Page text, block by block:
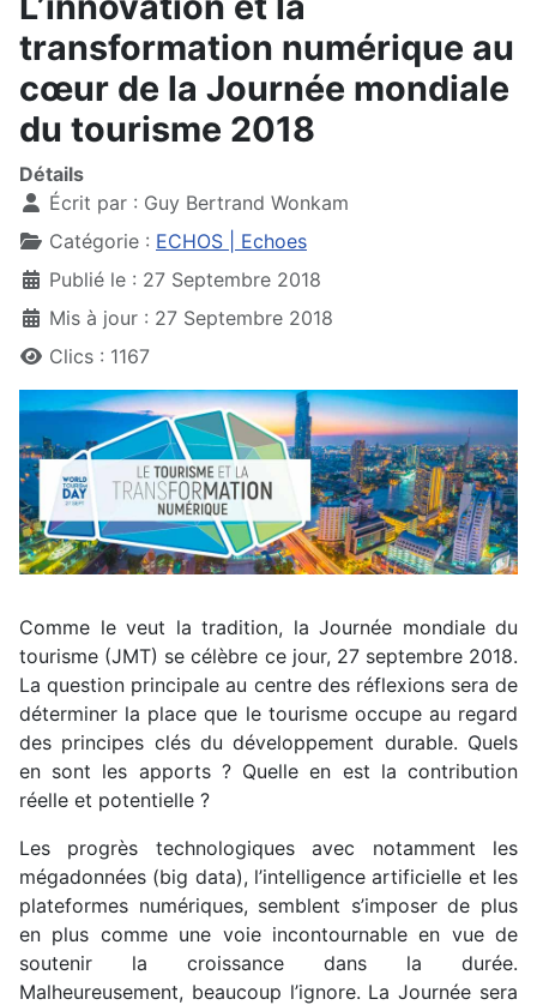
transformation numérique au
cœur de la Journée mondiale
du tourisme 2018
Détails
Écrit par : Guy Bertrand Wonkam
Catégorie : ECHOS | Echoes
Publié le : 27 Septembre 2018
Mis à jour : 27 Septembre 2018
Clics : 1167
Comme le veut la tradition, la Journée mondiale du
tourisme (JMT) se célèbre ce jour, 27 septembre 2018.
La question principale au centre des réflexions sera de
déterminer la place que le tourisme occupe au regard
des principes clés du développement durable. Quels
en sont les apports ? Quelle en est la contribution
réelle et potentielle ?
Les progrès technologiques avec notamment les
mégadonnées (big data), l’intelligence artificielle et les
plateformes numériques, semblent s’imposer de plus
en plus comme une voie incontournable en vue de
soutenir la croissance dans la durée.
Malheureusement, beaucoup l’ignore. La Journée sera